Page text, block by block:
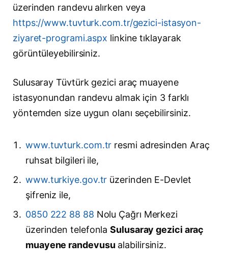
üzerinden randevu alırken veya
https://www.tuvturk.com.tr/gezici-istasyon-
ziyaret-programi.aspx linkine tıklayarak
görüntüleyebilirsiniz.
Sulusaray Tüvtürk gezici araç muayene
istasyonundan randevu almak için 3 farklı
yöntemden size uygun olanı seçebilirsiniz.
www.tuvturk.com.tr resmi adresinden Araç
ruhsat bilgileri ile,
www.turkiye.gov.tr üzerinden E-Devlet
şifreniz ile,
0850 222 88 88 Nolu Çağrı Merkezi
üzerinden telefonlaSulusaray gezici araç
muayene randevusu alabilirsiniz.